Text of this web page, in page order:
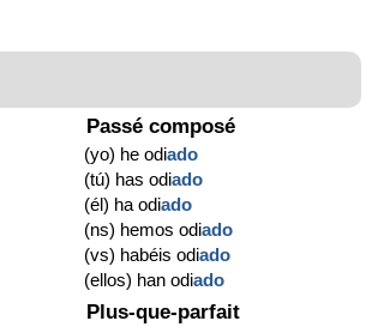
Passé composé
(yo) he odiado
(tú) has odiado
(él) ha odiado
(ns) hemos odiado
(vs) habéis odiado
(ellos) han odiado
Plus-que-parfait